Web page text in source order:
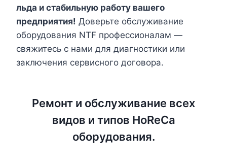
льда и стабильную работу вашего
предприятия! Доверьте обслуживание
оборудования NTF профессионалам —
свяжитесь с нами для диагностики или
заключения сервисного договора.
Ремонт и обслуживание всех
видов и типов HoReCa
оборудования.